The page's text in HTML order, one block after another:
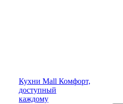
Кухни Mall Комфорт,
доступный
каждому